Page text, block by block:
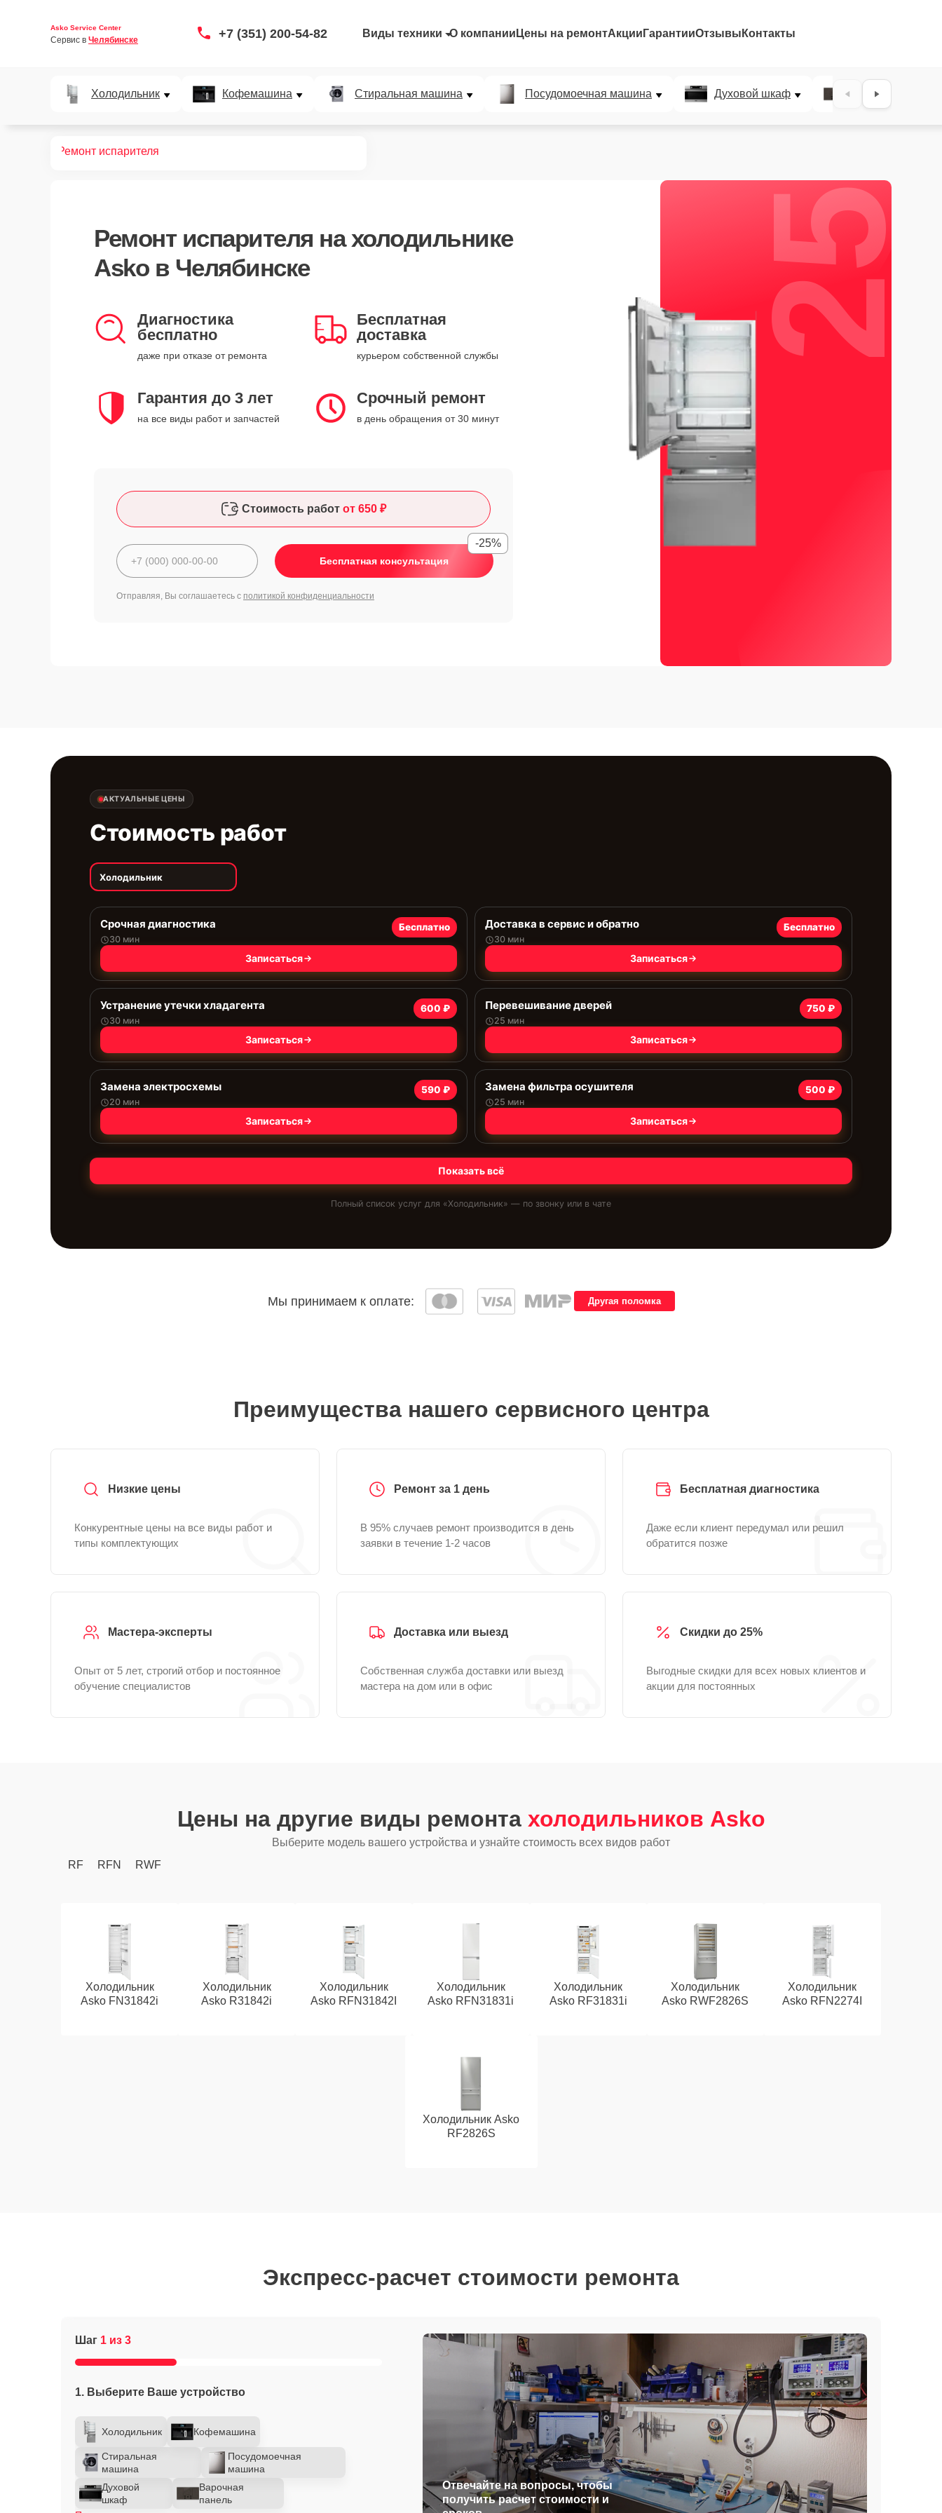
Asko Service Center
Сервис в Челябинске +7 (351) 200-54-82 Виды техники О компании Цены на ремонтАкции ГарантииОтзывы Контакты
Холодильник Кофемашина Стиральная машина Посудомоечная машина Духовой шкаф Варочная
Ремонт испарителя
Ремонт испарителя на холодильнике
Asko в Челябинске
Диагностика
бесплатно
даже при отказе от ремонта
Бесплатная
доставка
курьером собственной службы
Гарантия до 3 лет
на все виды работ и запчастей
Срочный ремонт
в день обращения от 30 минут
Стоимость работ от 650 ₽
Бесплатная консультация
-25%
Отправляя, Вы соглашаетесь с политикой конфиденциальности
25%
АКТУАЛЬНЫЕ ЦЕНЫ
Стоимость работ
Холодильник
Срочная диагностика
30 мин
Бесплатно
Записаться
Доставка в сервис и обратно
30 мин
Бесплатно
Записаться
Устранение утечки хладагента
30 мин
600 ₽
Записаться
Перевешивание дверей
25 мин
750 ₽
Записаться
Замена электросхемы
20 мин
590 ₽
Записаться
Замена фильтра осушителя
25 мин
500 ₽
Записаться
Показать всё
Полный список услуг для «Холодильник» — по звонку или в чате
Мы принимаем к оплате: Другая поломка
Преимущества нашего сервисного центра
Низкие цены
Конкурентные цены на все виды работ и
типы комплектующих
Ремонт за 1 день
В 95% случаев ремонт производится в день
заявки в течение 1-2 часов
Бесплатная диагностика
Даже если клиент передумал или решил
обратится позже
Мастера-эксперты
Опыт от 5 лет, строгий отбор и постоянное
обучение специалистов
Доставка или выезд
Собственная служба доставки или выезд
мастера на дом или в офис
Скидки до 25%
Выгодные скидки для всех новых клиентов и
акции для постоянных
Цены на другие виды ремонта холодильников Asko
Выберите модель вашего устройства и узнайте стоимость всех видов работ
RF
RFN RWF
Холодильник
Asko FN31842i
Холодильник
Asko R31842i
Холодильник
Asko RFN31842I
Холодильник
Asko RFN31831i
Холодильник
Asko RF31831i
Холодильник
Asko RWF2826S
Холодильник
Asko RFN2274I
Холодильник Asko
RF2826S
Экспресс-расчет стоимости ремонта
Шаг 1 из 3
1. Выберите Ваше устройство
Холодильник Кофемашина
Стиральная
машина
Посудомоечная
машина
Духовой
шкаф
Варочная
панель
Отвечайте на вопросы, чтобы
получить расчет стоимости и